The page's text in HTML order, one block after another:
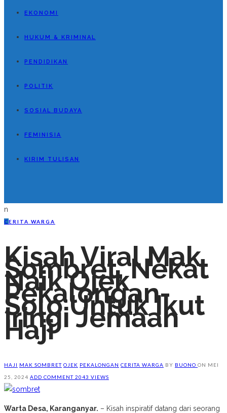
EKONOMI
HUKUM & KRIMINAL
PENDIDIKAN
POLITIK
SOSIAL BUDAYA
FEMINISIA
KIRIM TULISAN
n
CERITA WARGA
Kisah Viral Mak
Sombret, Nekat
Naik Ojek
Pekalongan-
Solo Untuk Ikut
Iringi Jemaah
Haji
HAJI MAK SOMBRET OJEK PEKALONGAN CERITA WARGA BY BUONO ON MEI
25, 2024 ADD COMMENT 2043 VIEWS
Warta Desa, Karanganyar. – Kisah inspiratif datang dari seorang